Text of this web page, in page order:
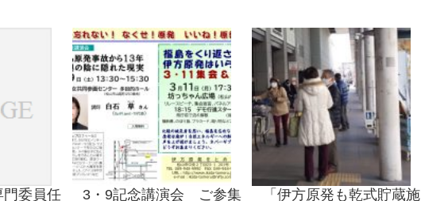
門委員任 3・9記念講演会 ご参集 「伊方原発も乾式貯蔵施